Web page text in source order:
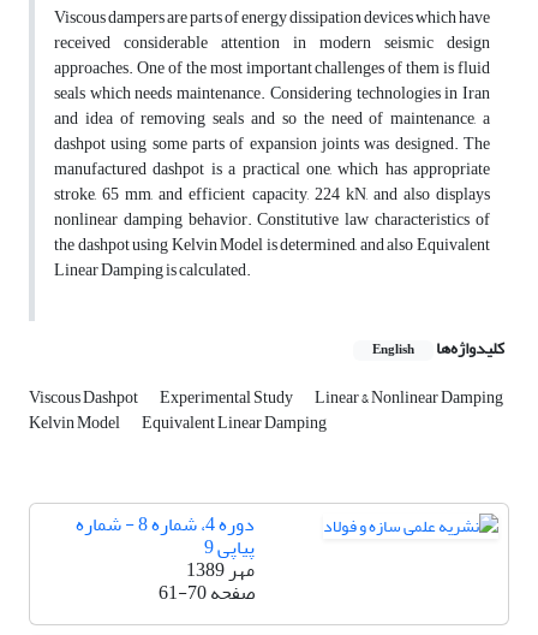
Viscous dampers are parts of energy dissipation devices which have
received considerable attention in modern seismic design
approaches. One of the most important challenges of them is fluid
seals which needs maintenance. Considering technologies in Iran
and idea of removing seals and so the need of maintenance, a
dashpot using some parts of expansion joints was designed. The
manufactured dashpot is a practical one, which has appropriate
stroke, 65 mm, and efficient capacity, 224 kN, and also displays
nonlinear damping behavior. Constitutive law characteristics of
the dashpot using Kelvin Model is determined, and also Equivalent
Linear Damping is calculated.
کلیدواژه‌ها English
Viscous Dashpot Experimental Study Linear &‌ Nonlinear Damping
Kelvin Model Equivalent Linear Damping
دوره 4، شماره 8 - شماره
پیاپی 9
مهر 1389
صفحه61-70